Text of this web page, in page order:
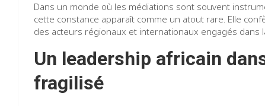
Dans un monde où les médiations sont souvent
cette constance apparaît comme un atout rare. Elle
des acteurs régionaux et internationaux engagés dans
Un leadership africain
fragilisé